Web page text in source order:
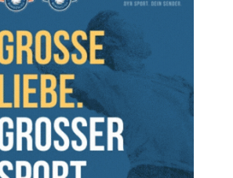
Unser Sportangebot
Sportsuche
Ausfälle und Vertretungen
Deutsches Sportabzeichen